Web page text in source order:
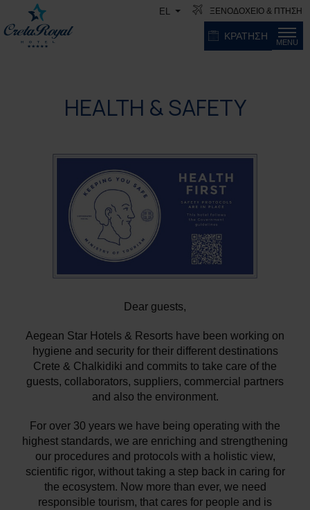
EL ΞΕΝΟΔΟΧΕΙΟ & ΠΤΗΣΗ
MENU
ΚΡΑΤΗΣΗ
HEALTH & SAFETY
Dear guests,
Aegean Star Hotels & Resorts have been working on
hygiene and security for their different destinations
Crete & Chalkidiki and commits to take care of the
guests, collaborators, suppliers, commercial partners
and also the environment.
For over 30 years we have being operating with the
highest standards, we are enriching and strengthening
our procedures and protocols with a holistic view,
scientific rigor, without taking a step back in caring for
the ecosystem. Now more than ever, we need
responsible tourism, that cares for people and is